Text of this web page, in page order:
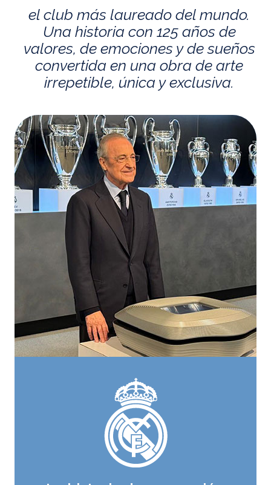
el club más laureado del mundo.
Una historia con 125 años de
valores, de emociones y de sueños
convertida en una obra de arte
irrepetible, única y exclusiva.